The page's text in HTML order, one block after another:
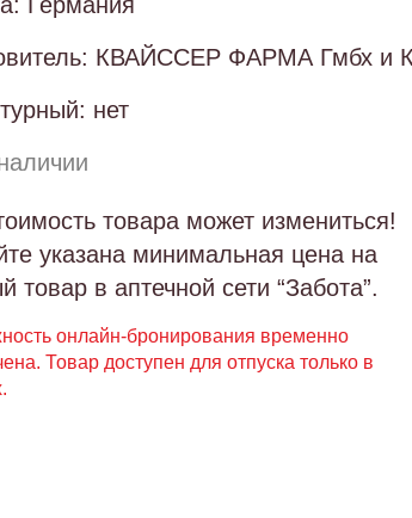
КВАЙССЕР ФАРМА Гмбх и
нет
товара может измениться!
указана минимальная цена на
товар в аптечной сети “Забота”.
онлайн-бронирования временно
Товар доступен для отпуска только в